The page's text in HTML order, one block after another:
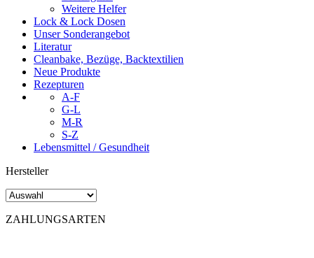
Weitere Helfer
Lock & Lock Dosen
Unser Sonderangebot
Literatur
Cleanbake, Bezüge, Backtextilien
Neue Produkte
Rezepturen
A-F
G-L
M-R
S-Z
Lebensmittel / Gesundheit
Hersteller
ZAHLUNGSARTEN